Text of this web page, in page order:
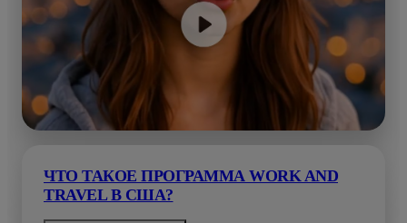
ЧТО ТАКОЕ ПРОГРАММА WORK AND
TRAVEL В США?